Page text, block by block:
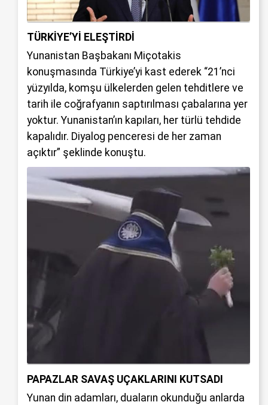
TÜRKİYE’Yİ ELEŞTİRDİ
Yunanistan Başbakanı Miçotakis
konuşmasında Türkiye’yi kast ederek “21’nci
yüzyılda, komşu ülkelerden gelen tehditlere ve
tarih ile coğrafyanın saptırılması çabalarına yer
yoktur. Yunanistan’ın kapıları, her türlü tehdide
kapalıdır. Diyalog penceresi de her zaman
açıktır” şeklinde konuştu.
PAPAZLAR SAVAŞ UÇAKLARINI KUTSADI
Yunan din adamları, duaların okunduğu anlarda